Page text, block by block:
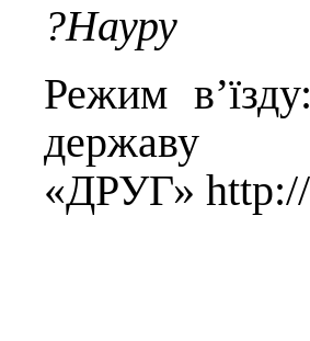
?Науру
Режим
«ДРУГ»